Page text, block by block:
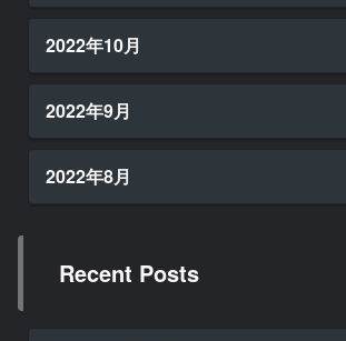
2022年10月
2022年9月
2022年8月
Recent Posts